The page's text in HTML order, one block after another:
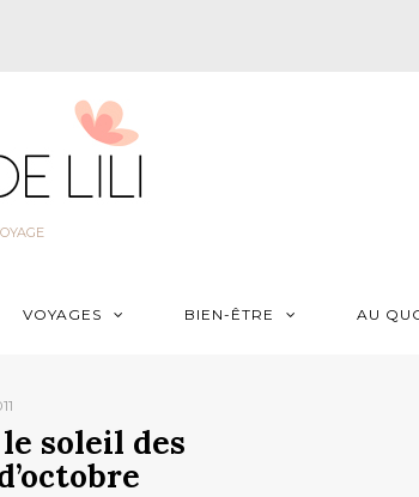
VOYAGES BIEN-ÊTRE AU
soleil des